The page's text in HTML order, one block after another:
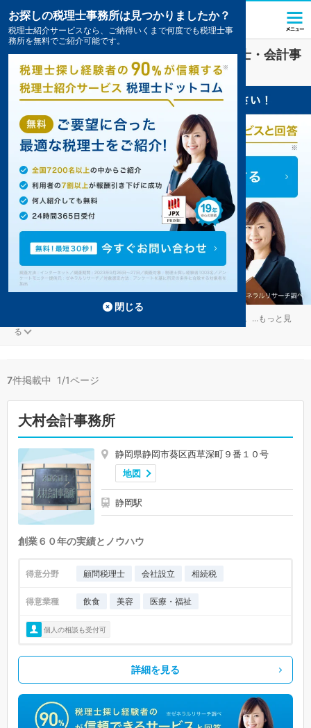
医療・福祉業界に強い静岡市葵区の税理士・会計事
務所の一覧 7件掲載中
医療・福祉が得意な静岡市葵区の事務所が7件見つかりました。 ...もっと見
る
7件掲載中 1/1ページ
大村会計事務所
静岡県静岡市葵区西草深町９番１０号
地図
静岡駅
創業６０年の実績とノウハウ
得意分野 顧問税理士 会社設立 相続税
得意業種 飲食 美容 医療・福祉
個人の相談も受付可
詳細を見る
お探しの税理士事務所は見つかりましたか？
税理士紹介サービスなら、ご納得いくまで何度でも税理士事
務所を無料でご紹介可能です。
閉じる